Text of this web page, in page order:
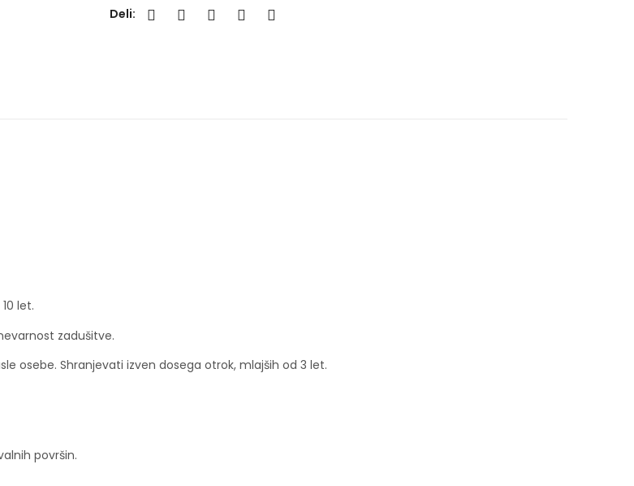
Deli:
let.
zadušitve.
osebe. Shranjevati izven dosega otrok, mlajših od 3 let.
površin.